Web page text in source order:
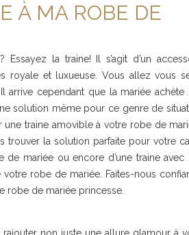
À MA ROBE DE
la traine! Il s’agit d’un
royale et luxueuse. Vous allez vous
arrive cependant que la mariée achète
solution même pour ce genre de
traine amovible à votre robe de
trouver la solution parfaite pour votre
de mariée ou encore d’une traine avec
robe de mariée. Faites-nous
robe de mariée princesse.